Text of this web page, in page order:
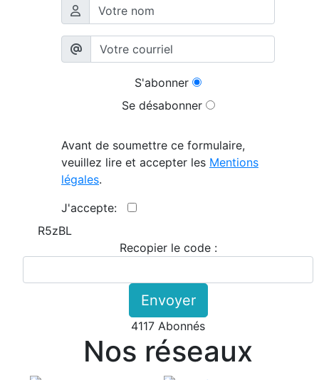
S'abonner
Se désabonner
Avant de soumettre ce formulaire,
veuillez lire et accepter les Mentions
légales.
J'accepte:
R5zBL
Recopier le code :
Envoyer
4117 Abonnés
Nos réseaux